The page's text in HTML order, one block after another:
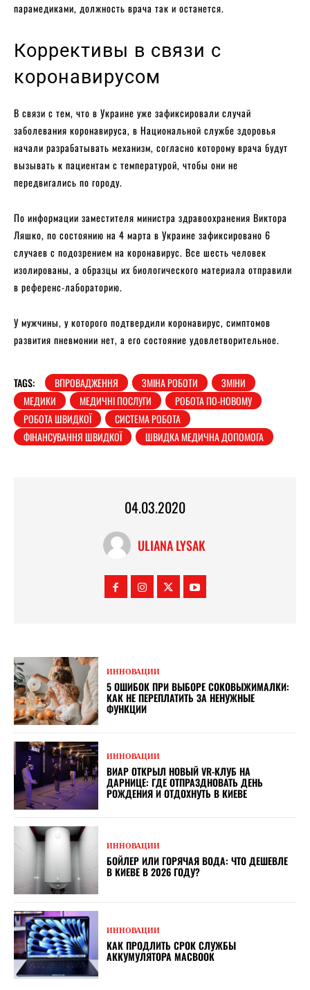
парамедиками, должность врача так и останется.
Коррективы в связи с
коронавирусом
В связи с тем, что в Украине уже зафиксировали случай
заболевания коронавируса, в Национальной службе здоровья
начали разрабатывать механизм, согласно которому врача будут
вызывать к пациентам с температурой, чтобы они не
передвигались по городу.
По информации заместителя министра здравоохранения Виктора
Ляшко, по состоянию на 4 марта в Украине зафиксировано 6
случаев с подозрением на коронавирус. Все шесть человек
изолированы, а образцы их биологического материала отправили
в референс-лабораторию.
У мужчины, у которого подтвердили коронавирус, симптомов
развития пневмонии нет, а его состояние удовлетворительное.
TAGS: ВПРОВАДЖЕННЯ ЗМІНА РОБОТИ
ЗМІНИ
МЕДИКИ
МЕДИЧНІ ПОСЛУГИ
РОБОТА ПО-НОВОМУ
РОБОТА ШВИДКОЇ
СИСТЕМА РОБОТА
ФІНАНСУВАННЯ ШВИДКОЇ
ШВИДКА МЕДИЧНА ДОПОМОГА
04.03.2020
ULIANA LYSAK
ИННОВАЦИИ
5 ОШИБОК ПРИ ВЫБОРЕ СОКОВЫЖИМАЛКИ:
КАК НЕ ПЕРЕПЛАТИТЬ ЗА НЕНУЖНЫЕ
ФУНКЦИИ
ИННОВАЦИИ
ВИАР ОТКРЫЛ НОВЫЙ VR-КЛУБ НА
ДАРНИЦЕ: ГДЕ ОТПРАЗДНОВАТЬ ДЕНЬ
РОЖДЕНИЯ И ОТДОХНУТЬ В КИЕВЕ
ИННОВАЦИИ
БОЙЛЕР ИЛИ ГОРЯЧАЯ ВОДА: ЧТО ДЕШЕВЛЕ
В КИЕВЕ В 2026 ГОДУ?
ИННОВАЦИИ
КАК ПРОДЛИТЬ СРОК СЛУЖБЫ
АККУМУЛЯТОРА MACBOOK